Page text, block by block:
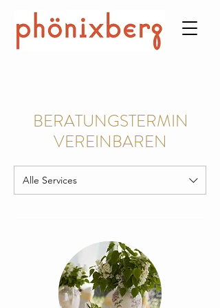
BERATUNGSTERMIN
VEREINBAREN
Alle Services